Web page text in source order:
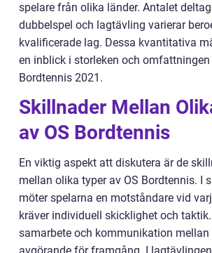
spelare från olika länder. Antalet
dubbelspel och lagtävling varierar
kvalificerade lag. Dessa kvantitativa
en inblick i storleken och omfattningen
Bordtennis 2021.
Skillnader Mellan
av OS Bordtennis
En viktig aspekt att diskutera är de
mellan olika typer av OS Bordtennis. I
möter spelarna en motståndare vid
kräver individuell skicklighet och
samarbete och kommunikation mellan